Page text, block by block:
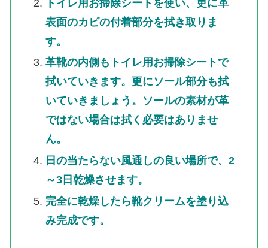
トイレ用お掃除シートを使い、更に革
表面のカビの付着部分を拭き取りま
す。
革靴の内側もトイレ用お掃除シートで
拭いていきます。更にソール部分も拭
いていきましょう。ソールの素材が革
ではない場合は拭く必要はありませ
ん。
日の当たらない風通しの良い場所で、2
～3日乾燥させます。
完全に乾燥したら靴クリームを塗り込
み完成です。